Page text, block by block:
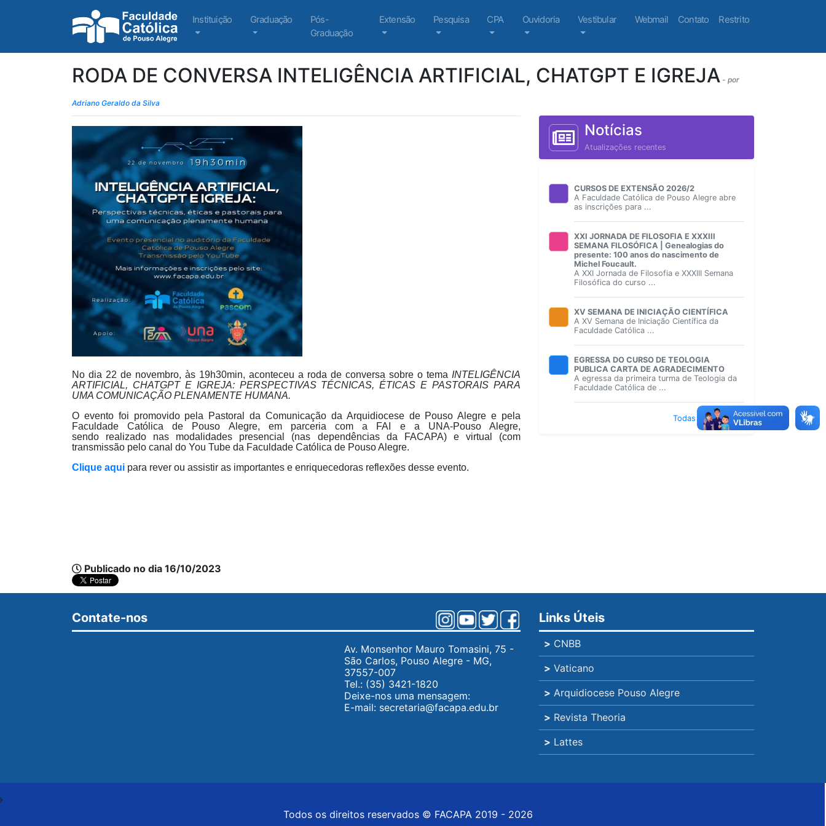
Instituição Graduação
Pós-
Graduação
Extensão Pesquisa CPA Ouvidoria Vestibular Webmail Contato Restrito
RODA DE CONVERSA INTELIGÊNCIA ARTIFICIAL, CHATGPT E IGREJA - por
Adriano Geraldo da Silva
No dia 22 de novembro, às 19h30min, aconteceu a roda de conversa sobre o tema INTELIGÊNCIA
ARTIFICIAL, CHATGPT E IGREJA: PERSPECTIVAS TÉCNICAS, ÉTICAS E PASTORAIS PARA
UMA COMUNICAÇÃO PLENAMENTE HUMANA.
O evento foi promovido pela Pastoral da Comunicação da Arquidiocese de Pouso Alegre e pela
Faculdade Católica de Pouso Alegre, em parceria com a FAI e a UNA-Pouso Alegre,
sendo realizado nas modalidades presencial (nas dependências da FACAPA) e virtual (com
transmissão pelo canal do You Tube da Faculdade Católica de Pouso Alegre.
Clique aqui para rever ou assistir as importantes e enriquecedoras reflexões desse evento.
Publicado no dia 16/10/2023
Notícias
Atualizações recentes
CURSOS DE EXTENSÃO 2026/2
A Faculdade Católica de Pouso Alegre abre
as inscrições para ...
XXI JORNADA DE FILOSOFIA E XXXIII
SEMANA FILOSÓFICA | Genealogias do
presente: 100 anos do nascimento de
Michel Foucault.
A XXI Jornada de Filosofia e XXXIII Semana
Filosófica do curso ...
XV SEMANA DE INICIAÇÃO CIENTÍFICA
A XV Semana de Iniciação Científica da
Faculdade Católica ...
EGRESSA DO CURSO DE TEOLOGIA
PUBLICA CARTA DE AGRADECIMENTO
A egressa da primeira turma de Teologia da
Faculdade Católica de ...
Todas atualizações
Contate-nos
Av. Monsenhor Mauro Tomasini, 75 -
São Carlos, Pouso Alegre - MG,
37557-007
Tel.: (35) 3421-1820
Deixe-nos uma mensagem:
E-mail: secretaria@facapa.edu.br
Links Úteis
> CNBB
> Vaticano
> Arquidiocese Pouso Alegre
> Revista Theoria
> Lattes
Todos os direitos reservados © FACAPA 2019 - 2026